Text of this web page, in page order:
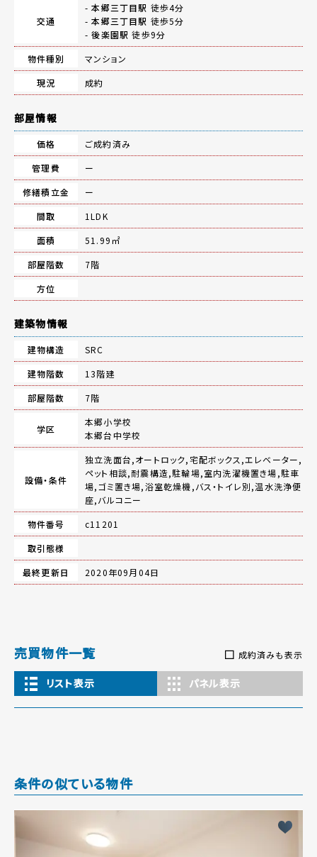
交通
-本郷三丁目駅 徒歩4分
-本郷三丁目駅 徒歩5分
-後楽園駅 徒歩9分
物件種別
マンション
現況
成約
部屋情報
価格
ご成約済み
管理費
ー
修繕積立金
ー
間取
1LDK
面積
51.99㎡
部屋階数
7階
方位
建築物情報
建物構造
SRC
建物階数
13階建
部屋階数
7階
学区
本郷小学校
本郷台中学校
設備・条件
独立洗面台,オートロック,宅配ボックス,エレベーター,
ペット相談,耐震構造,駐輪場,室内洗濯機置き場,駐車
場,ゴミ置き場,浴室乾燥機,バス・トイレ別,温水洗浄便
座,バルコニー
物件番号
c11201
取引態様
最終更新日
2020年09月04日
売買物件一覧 成約済みも表示
リスト表示 パネル表示
条件の似ている物件